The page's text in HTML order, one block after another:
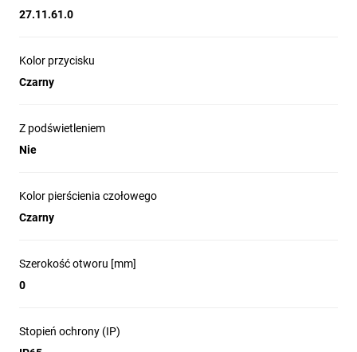
27.11.61.0
Kolor przycisku
Czarny
Z podświetleniem
Nie
Kolor pierścienia czołowego
Czarny
Szerokość otworu [mm]
0
Stopień ochrony (IP)